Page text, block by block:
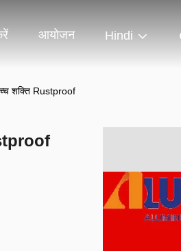
आयोजन Hindi
शक्ति Rustproof